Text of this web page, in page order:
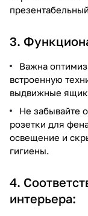
3.
Важна
встроенную
выдвижные
Не забывайте
розетки для
освещение и
гигиены.
4.
интерьера: